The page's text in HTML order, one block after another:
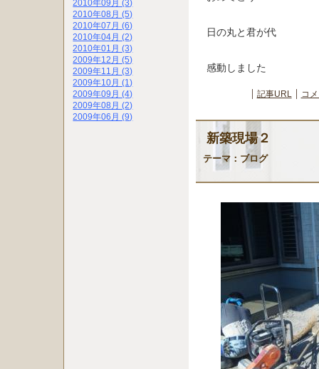
日の丸と君が代
感動しました
記事URL コ
新築現場２
テーマ： ブログ
2010年09月 (3)
2010年08月 (5)
2010年07月 (6)
2010年04月 (2)
2010年01月 (3)
2009年12月 (5)
2009年11月 (3)
2009年10月 (1)
2009年09月 (4)
2009年08月 (2)
2009年06月 (9)